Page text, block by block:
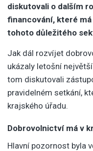
diskutovali o dalším
financování, které
tohoto důležitého
Jak dál rozvíjet
ukázaly letošní
tom diskutovali
pravidelném setkání,
krajského úřadu.
Dobrovolnictví má v
Hlavní pozornost byla